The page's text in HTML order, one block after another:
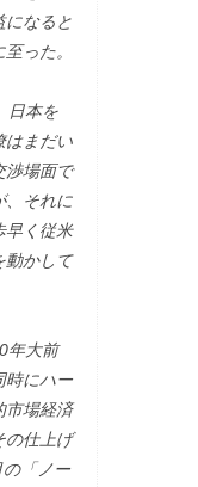
になると
った。
日本を
はまだい
渉場面で
、それに
早く従米
動かして
年大前
時にハー
市場経済
の仕上げ
「ノー